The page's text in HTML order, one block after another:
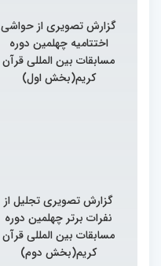
گزارش تصویری از حواشی
اختتامیه چهلمین دوره
مسابقات بین المللی قرآن
کریم(بخش اول)
گزارش تصویری تجلیل از
نفرات برتر چهلمین دوره
مسابقات بین المللی قرآن
کریم(بخش دوم)